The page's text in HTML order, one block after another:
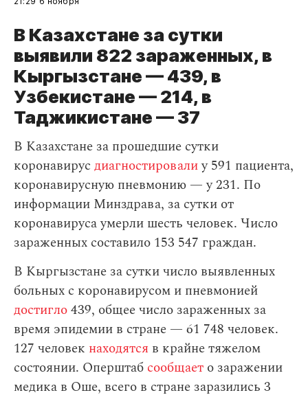
В Казахстане за сутки
выявили 822 зараженных, в
Кыргызстане — 439, в
Узбекистане — 214, в
Таджикистане — 37
В Казахстане за прошедшие сутки
коронавирус диагностировалиу 591 пациента,
коронавирусную пневмонию — у 231. По
информации Минздрава, за сутки от
коронавируса умерли шесть человек. Число
зараженных составило 153 547 граждан.
В Кыргызстане за сутки число выявленных
больных с коронавирусом и пневмонией
достигло439, общее число зараженных за
время эпидемии в стране — 61 748 человек.
127 человек находятся в крайне тяжелом
состоянии. Оперштаб сообщает о заражении
медика в Оше, всего в стране заразились 3